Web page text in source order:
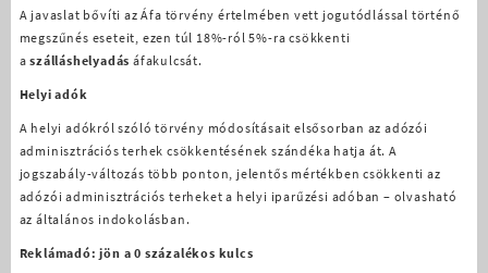
A javaslat bővíti az Áfa törvény értelmében vett jogutódlással történő
megszűnés eseteit, ezen túl 18%-ról 5%-ra csökkenti
aszálláshelyadás áfakulcsát.
Helyi adók
A helyi adókról szóló törvény módosításait elsősorban az adózói
adminisztrációs terhek csökkentésének szándéka hatja át. A
jogszabály-változás több ponton, jelentős mértékben csökkenti az
adózói adminisztrációs terheket a helyi iparűzési adóban – olvasható
az általános indokolásban.
Reklámadó: jön a 0 százalékos kulcs